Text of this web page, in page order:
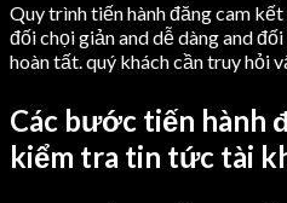
Quy trình tiến hành đăng cam
đối chọi giản and dễ dàng and
hoàn tất. quý khách cần truy hỏi
Các bước tiến hành
kiểm tra tin tức tài